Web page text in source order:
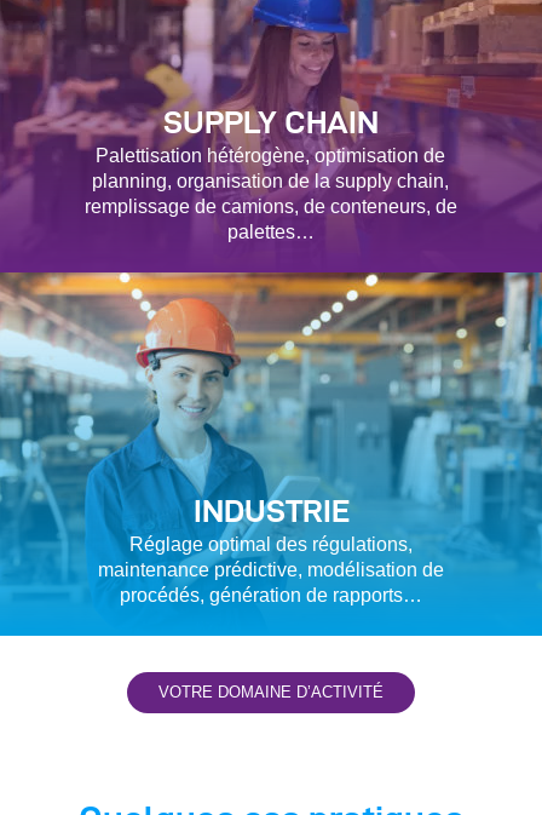
SUPPLY CHAIN
Palettisation hétérogène, optimisation de
planning, organisation de la supply chain,
remplissage de camions, de conteneurs, de
palettes…
INDUSTRIE
Réglage optimal des régulations,
maintenance prédictive, modélisation de
procédés, génération de rapports…
VOTRE DOMAINE D’ACTIVITÉ